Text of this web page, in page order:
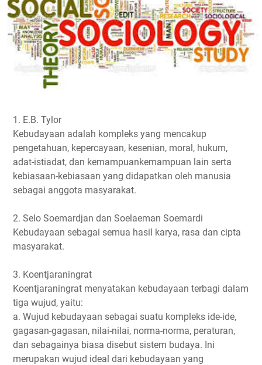
1. E.B. Tylor
Kebudayaan adalah kompleks yang mencakup
pengetahuan, kepercayaan, kesenian, moral, hukum,
adat-istiadat, dan kemampuankemampuan lain serta
kebiasaan-kebiasaan yang didapatkan oleh manusia
sebagai anggota masyarakat.
2. Selo Soemardjan dan Soelaeman Soemardi
Kebudayaan sebagai semua hasil karya, rasa dan cipta
masyarakat.
3. Koentjaraningrat
Koentjaraningrat menyatakan kebudayaan terbagi dalam
tiga wujud, yaitu:
a. Wujud kebudayaan sebagai suatu kompleks ide-ide,
gagasan-gagasan, nilai-nilai, norma-norma, peraturan,
dan sebagainya biasa disebut sistem budaya. Ini
merupakan wujud ideal dari kebudayaan yang